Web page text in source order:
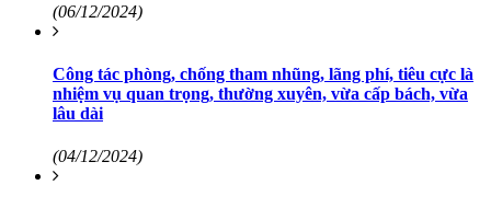
(06/12/2024)
Công tác phòng, chống tham nhũng, lãng phí, tiêu cực là
nhiệm vụ quan trọng, thường xuyên, vừa cấp bách, vừa
lâu dài
(04/12/2024)